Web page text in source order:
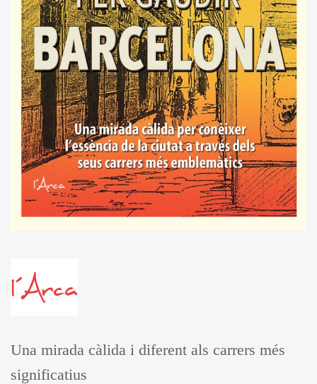
Una mirada càlida i diferent als carrers més
significatius